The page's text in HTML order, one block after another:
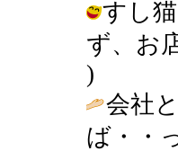
すし
ず、お
)
会社
ば・・